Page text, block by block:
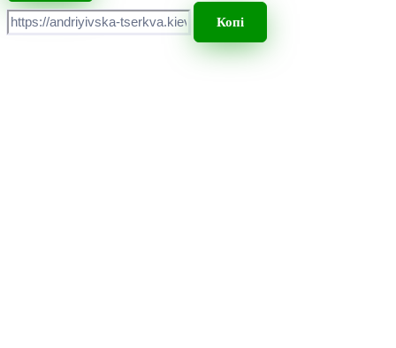
Копі